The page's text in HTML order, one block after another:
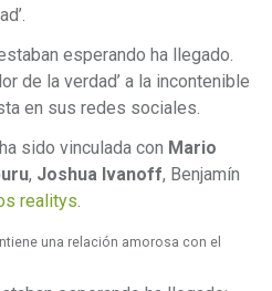
esperando ha llegado.
de la verdad’ a la incontenible
en sus redes sociales.
sido vinculada con Mario
, Joshua Ivanoff, Benjamín
realitys
una relación amorosa con el